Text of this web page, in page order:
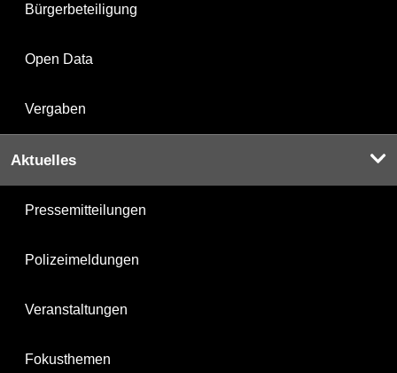
Bürgerbeteiligung
Open Data
Vergaben
Aktuelles
Pressemitteilungen
Polizeimeldungen
Veranstaltungen
Fokusthemen